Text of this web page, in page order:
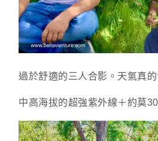
過於舒適的三人合影。天氣真的
中高海拔的超強紫外線＋約莫